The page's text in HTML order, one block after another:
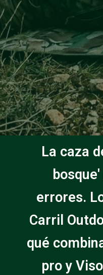
La caza
errores.
Carril
qué
pro y